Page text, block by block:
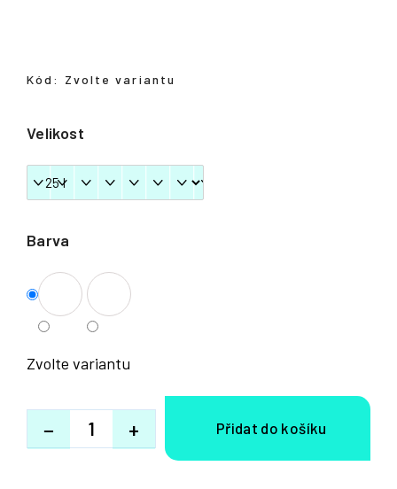
Barva
Velikost
Zvolte variantu
+
−
Kód: Zvolte variantu